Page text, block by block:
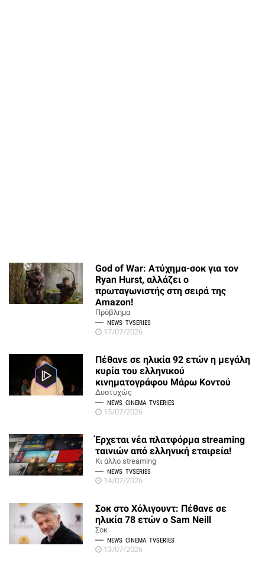
God of War: Ατύχημα-σοκ για τον
Ryan Hurst, αλλάζει ο
πρωταγωνιστής στη σειρά της
Amazon!
Πρόβλημα
NEWS TVSERIES
17/07/2026
Πέθανε σε ηλικία 92 ετών η μεγάλη
κυρία του ελληνικού
κινηματογράφου Μάρω Κοντού
Δυστυχώς
NEWS CINEMA TVSERIES
15/07/2026
Έρχεται νέα πλατφόρμα streaming
ταινιών από ελληνική εταιρεία!
Κι άλλο streaming
NEWS TVSERIES
14/07/2026
Σοκ στο Χόλιγουντ: Πέθανε σε
ηλικία 78 ετών ο Sam Neill
Σοκ
NEWS CINEMA TVSERIES
13/07/2026